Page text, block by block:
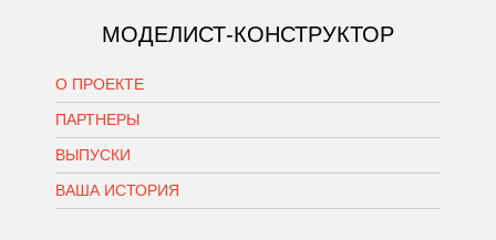
МОДЕЛИСТ-КОНСТРУКТОР
О ПРОЕКТЕ
ПАРТНЕРЫ
ВЫПУСКИ
ВАША ИСТОРИЯ